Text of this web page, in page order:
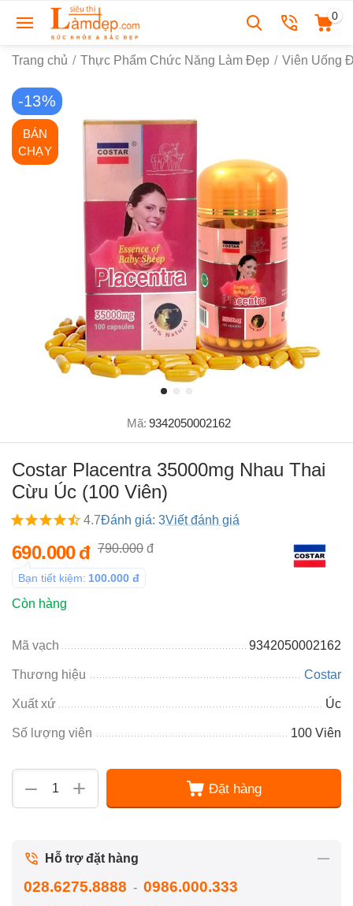
0
Trang chủ / Thực Phẩm Chức Năng Làm Đẹp / Viên Uống
-13%
BÁN
CHẠY
Mã: 9342050002162
Costar Placentra 35000mg Nhau Thai
Cừu Úc (100 Viên)
4.7Đánh giá: 3Viết đánh giá
690.000đ 790.000 đ
Bạn tiết kiệm: 100.000 đ
Còn hàng
Mã vạch 9342050002162
Thương hiệu Costar
Xuất xứ Úc
Số lượng viên 100 Viên
+
− Đặt hàng
Hỗ trợ đặt hàng
028.6275.8888 - 0986.000.333